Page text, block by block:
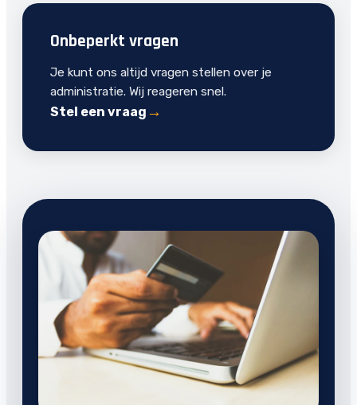
Onbeperkt vragen
Je kunt ons altijd vragen stellen over je
administratie. Wij reageren snel.
Stel een vraag